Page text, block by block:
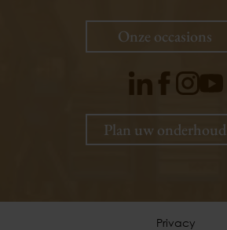
Onze occasions
Plan uw onderhoud
Privacy